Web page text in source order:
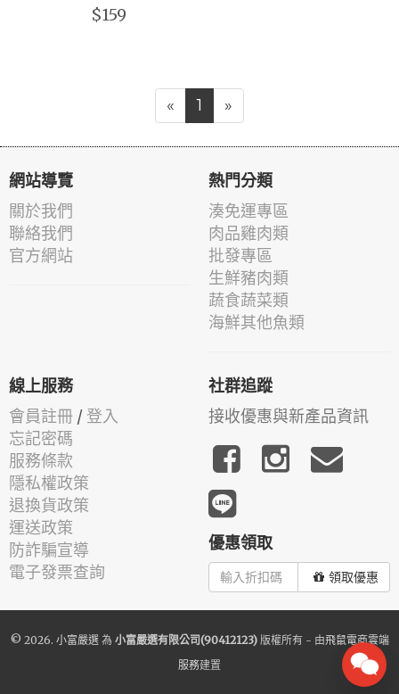
$159
« 1 »
網站導覽
關於我們
聯絡我們
官方網站
熱門分類
湊免運專區
肉品雞肉類
批發專區
生鮮豬肉類
蔬食蔬菜類
海鮮其他魚類
線上服務
會員註冊 / 登入
忘記密碼
服務條款
隱私權政策
退換貨政策
運送政策
防詐騙宣導
電子發票查詢
社群追蹤
接收優惠與新產品資訊
優惠領取
領取優惠
© 2026. 小富嚴選為 小富嚴選有限公司(90412123)版權所有 - 由飛鼠電商雲端
服務建置